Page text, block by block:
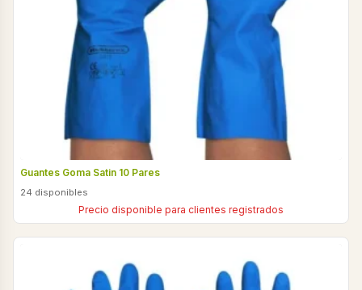
Guantes Goma Satin 10 Pares
24 disponibles
Precio disponible para clientes registrados